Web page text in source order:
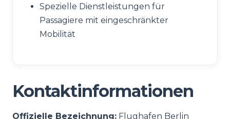
Spezielle Dienstleistungen für
Passagiere mit eingeschränkter
Mobilität
Kontaktinformationen
Offizielle Bezeichnung: Flughafen Berlin